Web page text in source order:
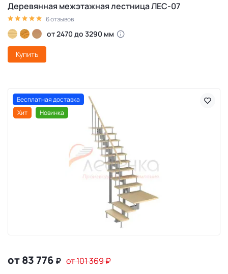
Деревянная межэтажная лестница ЛЕС-07
6 отзывов
от 2470 до 3290 мм
Купить
Бесплатная доставка
Хит
Новинка
от 83 776 ₽ от 101 369₽